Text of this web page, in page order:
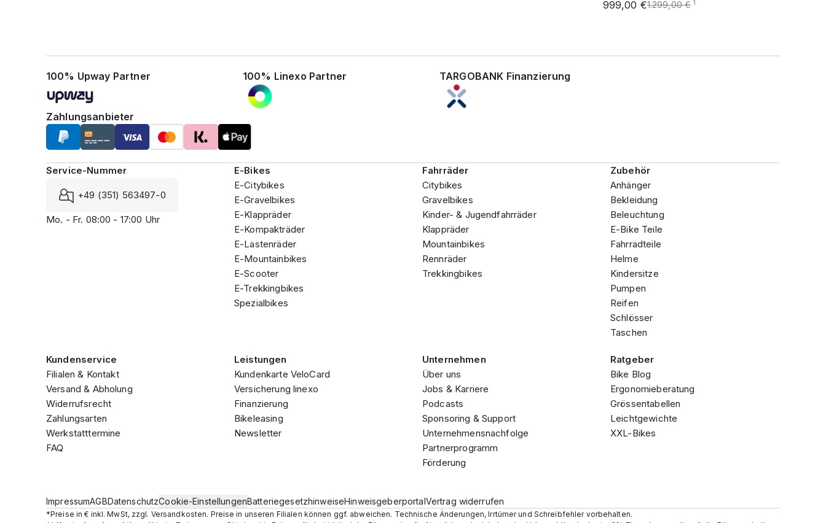
999,00 €1.299,00 € 1
100% Upway Partner 100% Linexo Partner TARGOBANK Finanzierung
Zahlungsanbieter
Service-Nummer
+49 (351) 563497-0
Mo. - Fr. 08:00 - 17:00 Uhr
E-Bikes
E-Citybikes
E-Gravelbikes
E-Klappräder
E-Kompakträder
E-Lastenräder
E-Mountainbikes
E-Scooter
E-Trekkingbikes
Spezialbikes
Fahrräder
Citybikes
Gravelbikes
Kinder- & Jugendfahrräder
Klappräder
Mountainbikes
Rennräder
Trekkingbikes
Zubehör
Anhänger
Bekleidung
Beleuchtung
E-Bike Teile
Fahrradteile
Helme
Kindersitze
Pumpen
Reifen
Schlösser
Taschen
Kundenservice
Filialen & Kontakt
Versand & Abholung
Widerrufsrecht
Zahlungsarten
Werkstatttermine
FAQ
Leistungen
Kundenkarte VeloCard
Versicherung linexo
Finanzierung
Bikeleasing
Newsletter
Unternehmen
Über uns
Jobs & Karriere
Podcasts
Sponsoring & Support
Unternehmensnachfolge
Partnerprogramm
Förderung
Ratgeber
Bike Blog
Ergonomieberatung
Grössentabellen
Leichtgewichte
XXL-Bikes
ImpressumAGBDatenschutzCookie-EinstellungenBatteriegesetzhinweiseHinweisgeberportalVertrag widerrufen
*Preise in € inkl. MwSt, zzgl. Versandkosten. Preise in unseren Filialen können ggf. abweichen. Technische Änderungen, Irrtümer und Schreibfehler vorbehalten.